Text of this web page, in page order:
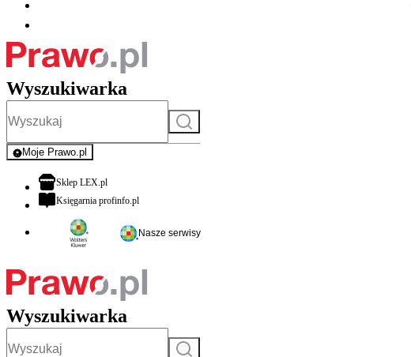
Wyszukiwarka
Szukaj
Moje Prawo.pl
- rejestracja i logowanie do serwisu
Sklep LEX.plotwiera się w nowej karcie
Księgarnia profinfo.plotwiera się w nowej karcie
Nasze serwisy
Wyszukiwarka
Szukaj